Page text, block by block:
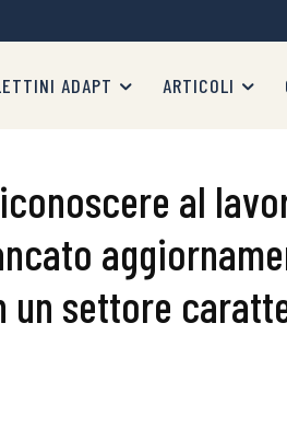
ADAPT ARTICOLI
al
settore